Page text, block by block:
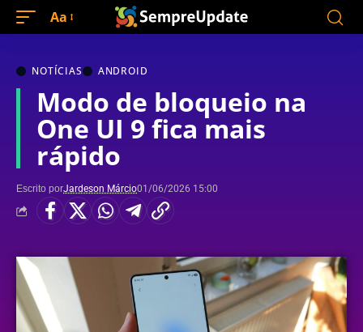
Aa
NOTÍCIAS ANDROID
Modo de bloqueio na
One UI 9 fica mais
rápido
Escrito porJardeson Márcio01/06/2026 15:00